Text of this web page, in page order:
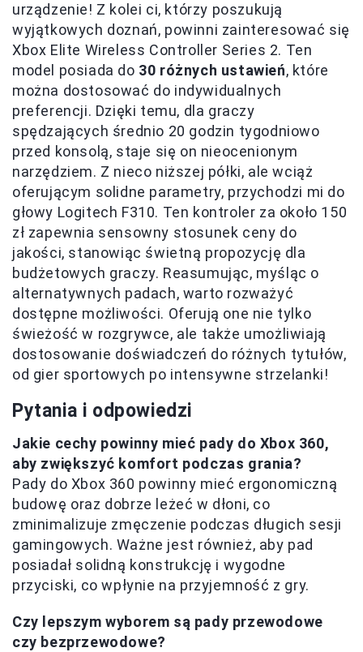
urządzenie! Z kolei ci, którzy poszukują
wyjątkowych doznań, powinni zainteresować się
Xbox Elite Wireless Controller Series 2. Ten
model posiada do 30 różnych ustawień, które
można dostosować do indywidualnych
preferencji. Dzięki temu, dla graczy
spędzających średnio 20 godzin tygodniowo
przed konsolą, staje się on nieocenionym
narzędziem. Z nieco niższej półki, ale wciąż
oferującym solidne parametry, przychodzi mi do
głowy Logitech F310. Ten kontroler za około 150
zł zapewnia sensowny stosunek ceny do
jakości, stanowiąc świetną propozycję dla
budżetowych graczy. Reasumując, myśląc o
alternatywnych padach, warto rozważyć
dostępne możliwości. Oferują one nie tylko
świeżość w rozgrywce, ale także umożliwiają
dostosowanie doświadczeń do różnych tytułów,
od gier sportowych po intensywne strzelanki!
Pytania i odpowiedzi
Jakie cechy powinny mieć pady do Xbox 360,
aby zwiększyć komfort podczas grania?
Pady do Xbox 360 powinny mieć ergonomiczną
budowę oraz dobrze leżeć w dłoni, co
zminimalizuje zmęczenie podczas długich sesji
gamingowych. Ważne jest również, aby pad
posiadał solidną konstrukcję i wygodne
przyciski, co wpłynie na przyjemność z gry.
Czy lepszym wyborem są pady przewodowe
czy bezprzewodowe?